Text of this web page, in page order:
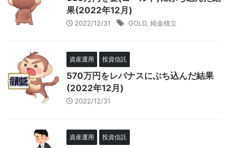
果(2022年12月)
2022/12/31 GOLD, 純金積立
資産運用 投資信託
570万円をレバナスにぶち込んだ結果
(2022年12月)
2022/12/31
資産運用 投資信託